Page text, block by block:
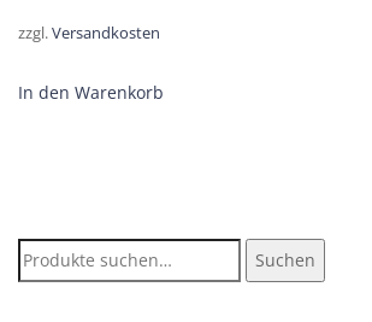
zzgl.Versandkosten
In den Warenkorb
Suche
Suchen